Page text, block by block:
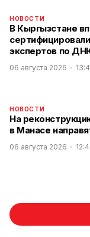
НОВОСТИ
В Кыргызстане
экспертов по
06 августа 2026
НОВОСТИ
На
в Манасе
06 августа 2026